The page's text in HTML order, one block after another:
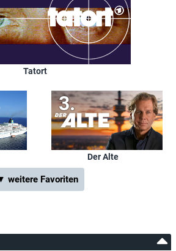
Tatort
Der Alte
weitere Favoriten